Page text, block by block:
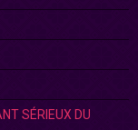
SÉRIEUX DU